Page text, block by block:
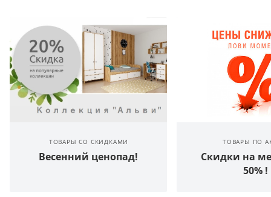
ТОВАРЫ СО СКИДКАМИ
Весенний ценопад!
ТОВАРЫ ПО
Скидки на
50% !